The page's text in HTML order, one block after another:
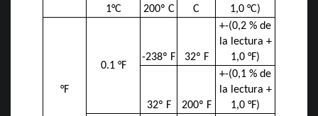
1°C 200º C
C
1,0 °C)
°F
0.1 °F
-238º F 32º F
+-(0,2 % de
la lectura +
1,0 °F)
32º F 200º F
+-(0,1 % de
la lectura +
1,0 °F)